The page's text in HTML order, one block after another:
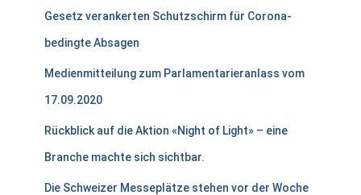
Gesetz verankerten Schutzschirm für Corona-
bedingte Absagen
Medienmitteilung zum Parlamentarieranlass vom
17.09.2020
Rückblick auf die Aktion «Night of Light» – eine
Branche machte sich sichtbar.
Die Schweizer Messeplätze stehen vor der Woche